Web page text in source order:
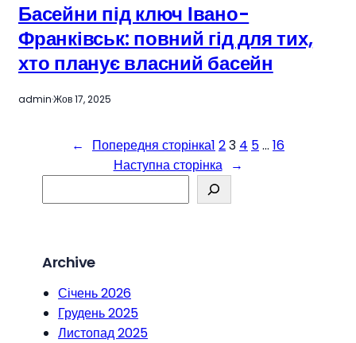
Басейни під ключ Івано-
Франківськ: повний гід для тих,
хто планує власний басейн
admin·Жов 17, 2025
← Попередня сторінка1 23 4 5… 16
Наступна сторінка →
e
c
Archive
Січень 2026
Грудень 2025
Листопад 2025